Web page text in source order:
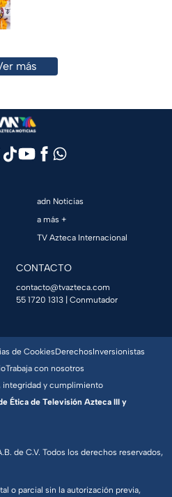
más
adn Noticias
a más +
TV Azteca Internacional
CONTACTO
contacto@tvazteca.com
55 1720 1313 | Conmutador
de C.V. Todos los derechos reservados,
o parcial sin la autorización previa,
de CookiesDerechosInversionistas
Trabaja con nosotros
integridad y cumplimiento
Ética de Televisión Azteca III y